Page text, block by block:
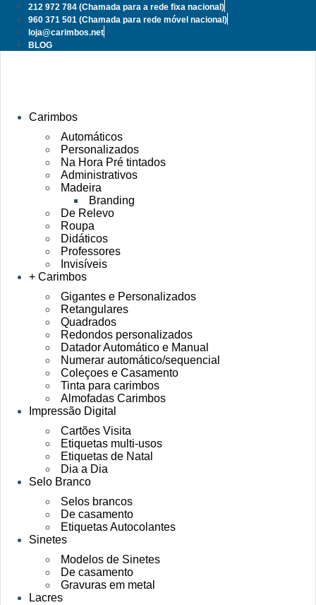
Pular
para
conteúdo
212 972 784 (Chamada para a rede fixa nacional)
960 371 501 (Chamada para rede móvel nacional)
loja@carimbos.net
BLOG
Carimbos
Automáticos
Personalizados
Na Hora Pré tintados
Administrativos
Madeira
Branding
De Relevo
Roupa
Didáticos
Professores
Invisíveis
+ Carimbos
Gigantes e Personalizados
Retangulares
Quadrados
Redondos personalizados
Datador Automático e Manual
Numerar automático/sequencial
Coleçoes e Casamento
Tinta para carimbos
Almofadas Carimbos
Impressão Digital
Cartões Visita
Etiquetas multi-usos
Etiquetas de Natal
Dia a Dia
Selo Branco
Selos brancos
De casamento
Etiquetas Autocolantes
Sinetes
Modelos de Sinetes
De casamento
Gravuras em metal
Lacres